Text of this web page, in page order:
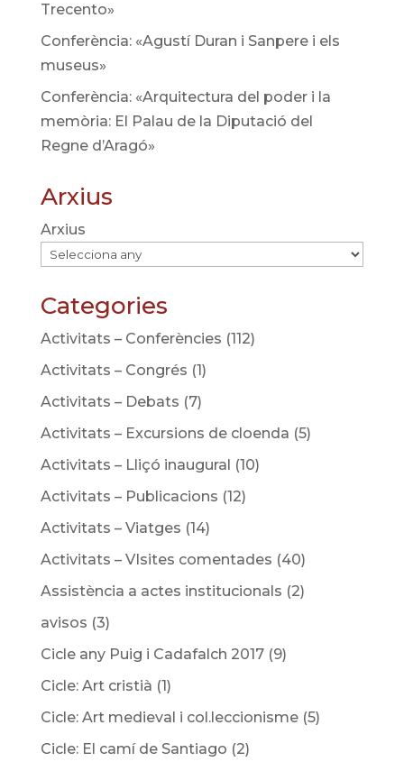
Trecento»
Conferència: «Agustí Duran i Sanpere i els
museus»
Conferència: «Arquitectura del poder i la
memòria: El Palau de la Diputació del
Regne d’Aragó»
Arxius
Arxius
Categories
Activitats – Conferències (112)
Activitats – Congrés (1)
Activitats – Debats (7)
Activitats – Excursions de cloenda (5)
Activitats – Lliçó inaugural (10)
Activitats – Publicacions (12)
Activitats – Viatges (14)
Activitats – VIsites comentades (40)
Assistència a actes institucionals (2)
avisos (3)
Cicle any Puig i Cadafalch 2017(9)
Cicle: Art cristià (1)
Cicle: Art medieval i col.leccionisme(5)
Cicle: El camí de Santiago (2)